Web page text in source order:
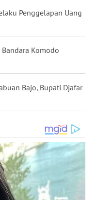
Penggelapan Uang
Komodo
Bajo, Bupati Djafar